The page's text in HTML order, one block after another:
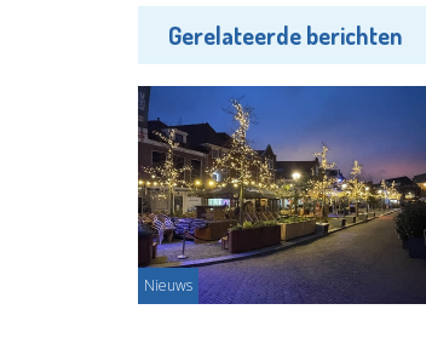
Gerelateerde berichten
Nieuws